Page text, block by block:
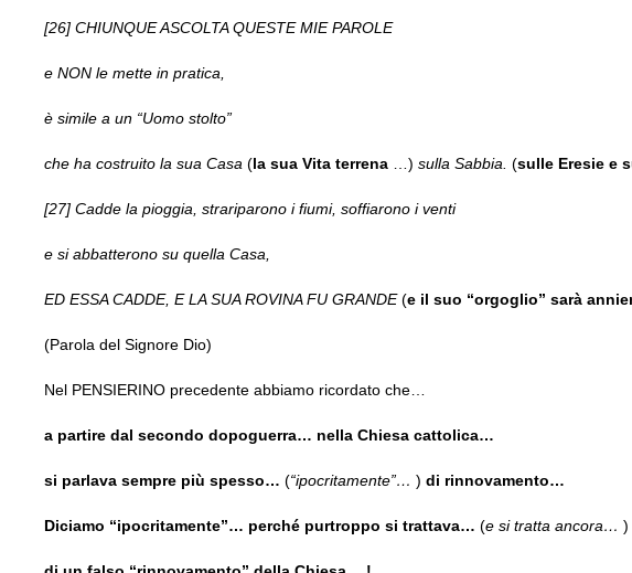
[26] CHIUNQUE ASCOLTA QUESTE MIE PAROLE
e NON le mette in pratica,
è simile a un “Uomo stolto”
che ha costruito la sua Casa (la sua Vita terrena …) sulla Sabbia. (sulle Eresie e
[27] Cadde la pioggia, strariparono i fiumi, soffiarono i venti
e si abbatterono su quella Casa,
ED ESSA CADDE, E LA SUA ROVINA FU GRANDE(e il suo “orgoglio” sarà
(Parola del Signore Dio)
Nel PENSIERINO precedente abbiamo ricordato che…
a partire dal secondo dopoguerra… nella Chiesa cattolica…
si parlava sempre più spesso… (“ipocritamente”… ) di rinnovamento…
Diciamo “ipocritamente”… perché purtroppo si trattava… (e si tratta ancora… )